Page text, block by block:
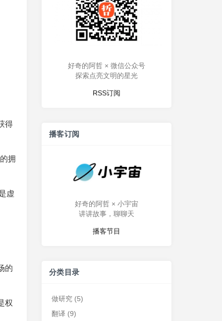
得
拥
虚
的
权
好奇的阿哲 × 微信公众号
探索点亮文明的星光
RSS订阅
播客订阅
好奇的阿哲 × 小宇宙
讲讲故事，聊聊天
播客节目
分类目录
做研究(5)
翻译 (9)